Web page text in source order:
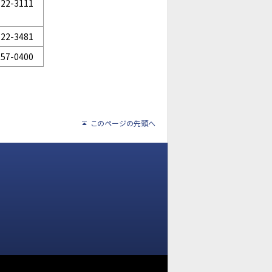
3111
3481
0400
このページの先頭へ